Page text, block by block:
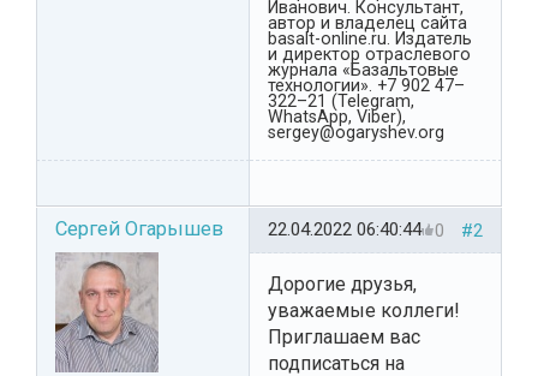
Иванович. Консультант,
автор и владелец сайта
basalt-online.ru. Издатель
и директор отраслевого
журнала «Базальтовые
технологии». +7 902 47–
322–21 (Telegram,
WhatsApp, Viber),
sergey@ogaryshev.org
Сергей Огарышев #2
0
22.04.2022 06:40:44
Дорогие друзья,
уважаемые коллеги!
Приглашаем вас
подписаться на